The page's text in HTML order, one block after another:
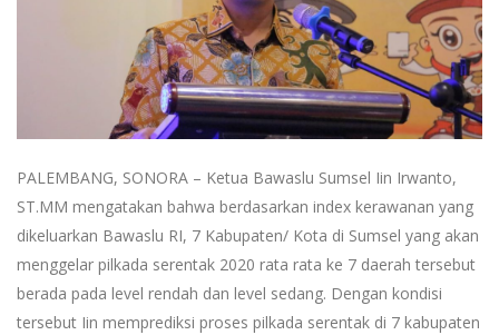
PALEMBANG, SONORA – Ketua Bawaslu Sumsel Iin Irwanto,
ST.MM mengatakan bahwa berdasarkan index kerawanan yang
dikeluarkan Bawaslu RI, 7 Kabupaten/ Kota di Sumsel yang akan
menggelar pilkada serentak 2020 rata rata ke 7 daerah tersebut
berada pada level rendah dan level sedang. Dengan kondisi
tersebut Iin memprediksi proses pilkada serentak di 7 kabupaten